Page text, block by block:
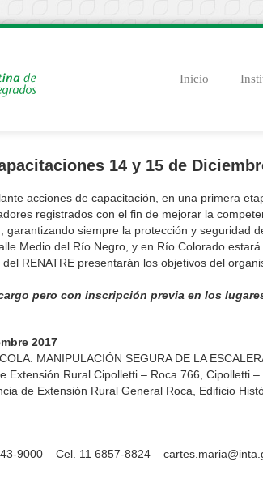
Inicio
14 y 15 de
acciones de capacitación, en una primera
registrados con el fin de mejorar la
siempre la protección y seguridad
Medio del Río Negro, y en Río Colorado
RENATRE presentarán los objetivos del
pero con inscripción previa en los
2017
MANIPULACIÓN SEGURA DE LA
Extensión Rural Cipolletti – Roca 766, Cipolletti –
de Extensión Rural General Roca, Edificio
9000 – Cel. 11 6857-8824 –